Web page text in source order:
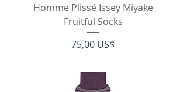
Homme Plissé Issey Miyake
Fruitful Socks
Pris
75,00 US$